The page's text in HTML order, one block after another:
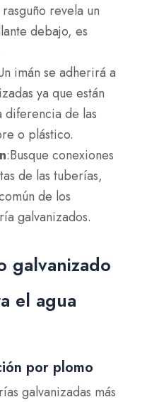
revela un
debajo, es
imán se adherirá a
ya que están
diferencia de las
o plástico.
:Busque conexiones
de las tuberías,
de los
galvanizados.
galvanizado
el agua
por plomo
galvanizadas más